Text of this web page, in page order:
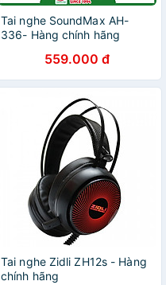
Tai nghe SoundMax AH-
336- Hàng chính hãng
559.000 đ
Tai nghe Zidli ZH12s - Hàng
chính hãng